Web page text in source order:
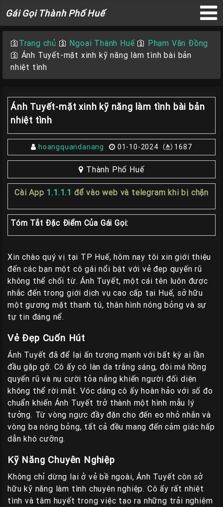
Gái Gọi Thành Phố Huế
Gái
Phố
Huế
×
Trang
Chủ
Gái
gọi
Gái
Gọi
Huế
Giá
Rẽ
Gái
Gọi
Sinh
Viên
Huế
Gọi
Huế
Kiểm
Định
HƯỚNG
DẪN
CHECKER
HUẾ
Liên
Hệ
Group
Gái
🛐 Trang chủ 🛐 Ngoại Thành Huế🛐 Phạm Văn Đồng
🛐 Ánh Tuyết-mặt xinh kỹ năng làm tình bài bản
nhiệt tình
Ánh Tuyết-mặt xinh kỹ năng làm tình bài bản
nhiệt tình
hoangquandanang 01-10-2024 1687
Thành Phố Huế
Cài App 1.1.1.1 để vào web và telegram khi bị chặn
Tóm Tắt Đặc Điểm Của Gái Gọi:
Xin chào quý vị tại TP Huế, hôm nay tôi xin giới thiệu
đến các bạn một cô gái nổi bật với vẻ đẹp quyến rũ
không thể chối từ. Ánh Tuyết, một cái tên luôn được
nhắc đến trong giới dịch vụ cao cấp tại Huế, sở hữu
một gương mặt thanh tú, thân hình nóng bỏng và sự
tự tin đáng nể.
Vẻ Đẹp Cuốn Hút
Ánh Tuyết đã để lại ấn tượng mạnh với bất kỳ ai lần
đầu gặp gỡ. Cô ấy có làn da trắng sáng, đôi má hồng
quyến rũ và nụ cười tỏa nắng khiến người đối diện
không thể rời mắt. Vóc dáng cô ấy hoàn hảo với số đo
chuẩn khiến Ánh Tuyết trở thành một hình mẫu lý
tưởng. Từ vòng ngực đầy đặn cho đến eo nhỏ nhắn và
vòng ba nóng bỏng, tất cả đều mang đến cảm giác hấp
dẫn khó cưỡng.
Kỹ Năng Chuyên Nghiệp
Không chỉ dừng lại ở vẻ bề ngoài, Ánh Tuyết còn sở
hữu kỹ năng làm tình chuyên nghiệp. Cô ấy rất nhiệt
tình và tâm huyết trong việc tạo ra những trải nghiệm